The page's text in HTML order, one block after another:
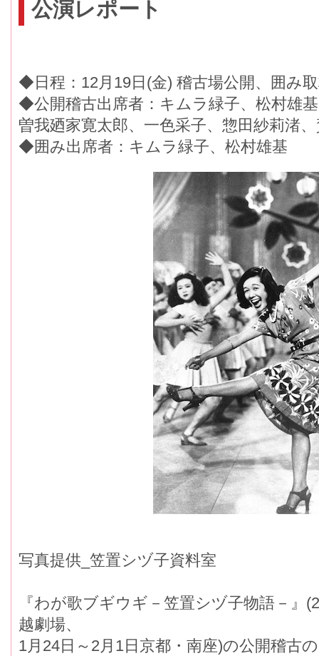
公演レポート
◆日程：12月19日(金) 稽古場公開、囲み
◆公開稽古出席者：キムラ緑子、松村雄
曽我廼家寛太郎、一色采子、惣田紗莉渚
◆囲み出席者：キムラ緑子、松村雄基
写真提供_笠置シヅ子資料室
『わが歌ブギウギ－笠置シヅ子物語－』
越劇場、
1月24日～2月1日京都・南座)の公開稽古